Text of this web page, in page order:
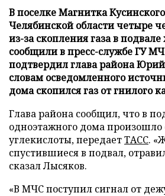
В поселке Магнитка
Челябинской области четыре
из-за скопления газа в
сообщили в пресс-службе ГУ
подтвердил глава района
словам осведомленного
дома скопился газ от гнилого
Глава района сообщил, что в
одноэтажного дома произошло
углекислоты, передаетТАСС.
спустившиеся в подвал,
сказал Лысяков.
«В МЧС поступил сигнал от